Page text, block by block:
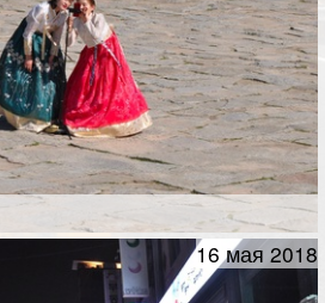
16 мая 2018